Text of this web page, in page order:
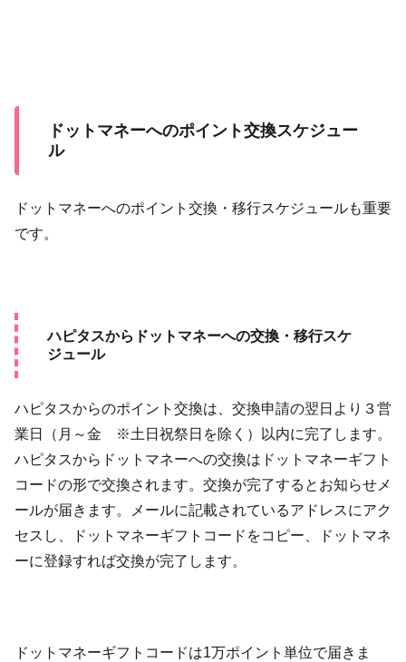
ドットマネーへのポイント交換スケジュー
ル
ドットマネーへのポイント交換・移行スケジュールも重要
です。
ハピタスからドットマネーへの交換・移行スケ
ジュール
ハピタスからのポイント交換は、交換申請の翌日より３営
業日（月～金 ※土日祝祭日を除く）以内に完了します。
ハピタスからドットマネーへの交換はドットマネーギフト
コードの形で交換されます。交換が完了するとお知らせメ
ールが届きます。メールに記載されているアドレスにアク
セスし、ドットマネーギフトコードをコピー、ドットマネ
ーに登録すれば交換が完了します。
ドットマネーギフトコードは1万ポイント単位で届きま